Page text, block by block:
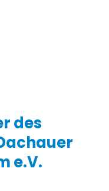
des
e.V.